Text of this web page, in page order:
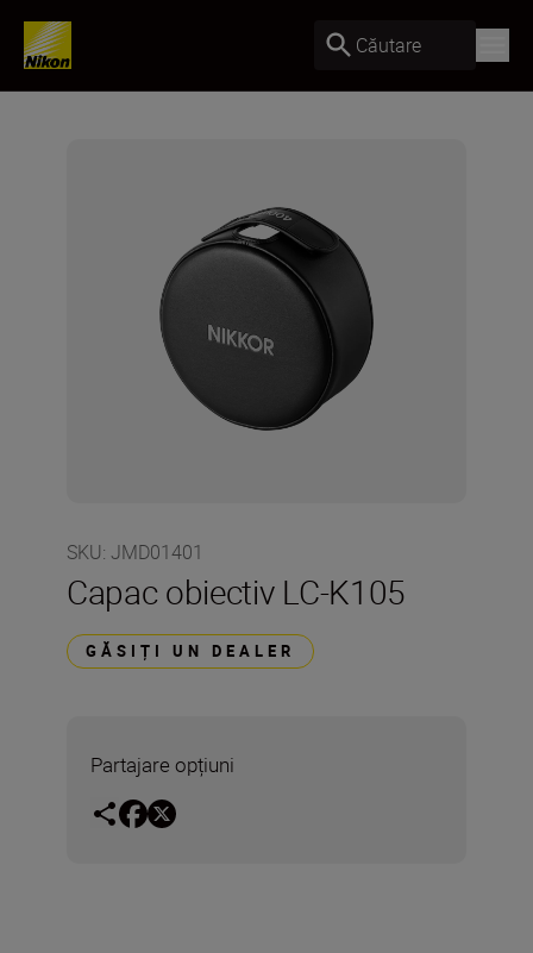
Căutare
SKU: JMD01401
Capac obiectiv LC-K105
GĂSIȚI UN DEALER
Partajare opțiuni